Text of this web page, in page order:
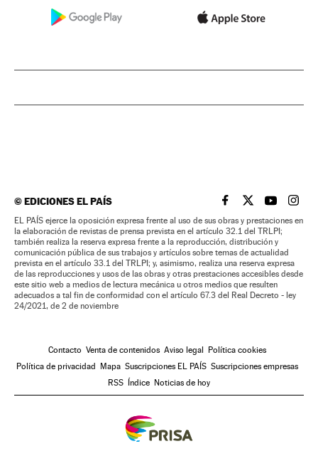
©EDICIONES EL PAÍS EL PAÍS BRASIL EN
EL PAÍSEL PAÍS
EL
EL PAÍS ejerce la oposición expresa frente al uso de sus obras y prestaciones en
la elaboración de revistas de prensa prevista en el artículo 32.1 del TRLPI;
también realiza la reserva expresa frente a la reproducción, distribución y
comunicación pública de sus trabajos y artículos sobre temas de actualidad
prevista en el artículo 33.1 del TRLPI; y, asimismo, realiza una reserva expresa
de las reproducciones y usos de las obras y otras prestaciones accesibles desde
este sitio web a medios de lectura mecánica u otros medios que resulten
adecuados a tal fin de conformidad con el artículo 67.3 del Real Decreto - ley
24/2021, de 2 de noviembre
Contacto Venta de contenidos Aviso legal Política cookies
Política de privacidad Mapa Suscripciones EL PAÍS Suscripciones empresas
RSS Índice Noticias de hoy